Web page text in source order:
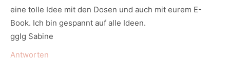
eine tolle Idee mit den Dosen und auch mit eurem E-
Book. Ich bin gespannt auf alle Ideen.
gglg Sabine
Antworten